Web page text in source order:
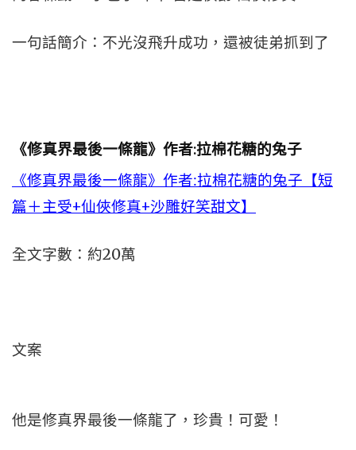
一句話簡介：不光沒飛升成功，還被徒弟抓到了
《修真界最後一條龍》作者:拉棉花糖的兔子
《修真界最後一條龍》作者:拉棉花糖的兔子【短
篇＋主受+仙俠修真+沙雕好笑甜文】
全文字數：約20萬
文案
他是修真界最後一條龍了，珍貴！可愛！